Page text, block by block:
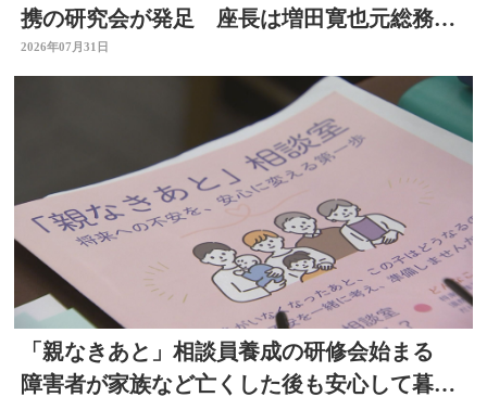
携の研究会が発足 座長は増田寛也元総務大
臣 大分
2026年07月31日
「親なきあと」相談員養成の研修会始まる
障害者が家族など亡くした後も安心して暮ら